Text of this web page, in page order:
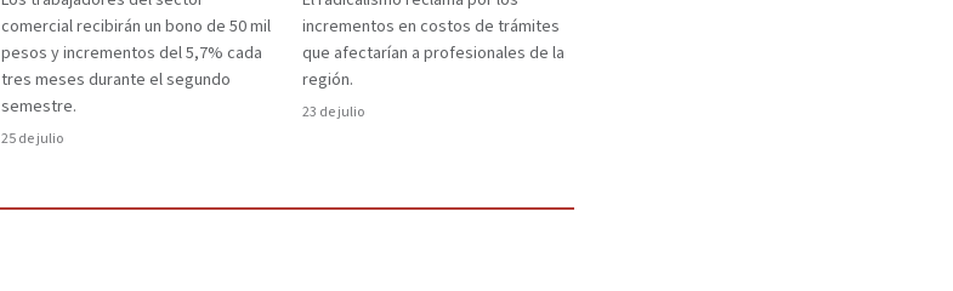
comercial recibirán un bono de 50 mil
pesos y incrementos del 5,7% cada
tres meses durante el segundo
semestre.
25 de julio
incrementos en costos de trámites
que afectarían a profesionales de la
región.
23 de julio